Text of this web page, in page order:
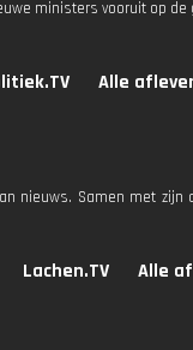
ministers vooruit op
Alle
nieuws. Samen met
Lachen.TV Alle